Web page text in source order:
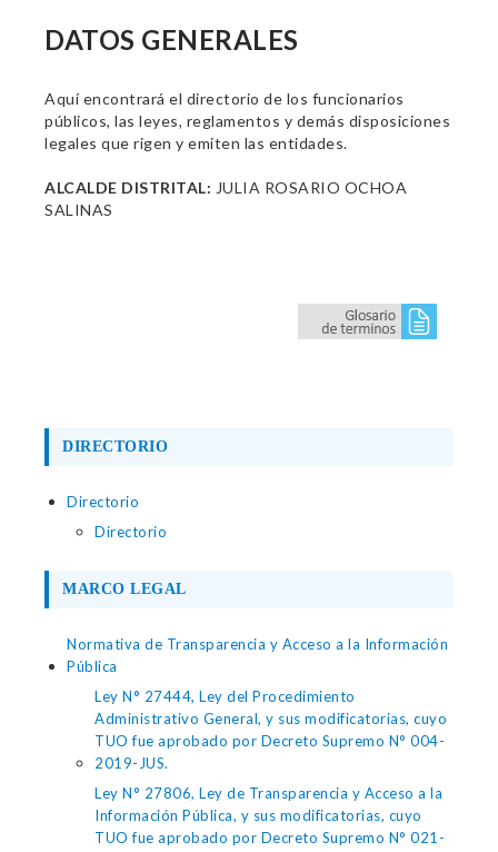
DATOS GENERALES
Aquí encontrará el directorio de los funcionarios
públicos, las leyes, reglamentos y demás disposiciones
legales que rigen y emiten las entidades.
ALCALDE DISTRITAL: JULIA ROSARIO OCHOA
SALINAS
DIRECTORIO
Directorio
Directorio
MARCO LEGAL
Normativa de Transparencia y Acceso a la Información
Pública
Ley N° 27444, Ley del Procedimiento
Administrativo General, y sus modificatorias, cuyo
TUO fue aprobado por Decreto Supremo N° 004-
2019-JUS.
Ley N° 27806, Ley de Transparencia y Acceso a la
Información Pública, y sus modificatorias, cuyo
TUO fue aprobado por Decreto Supremo N° 021-